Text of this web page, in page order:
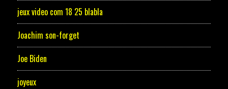
jeux video com 18 25 blabla
Joachim son-forget
Joe Biden
joyeux